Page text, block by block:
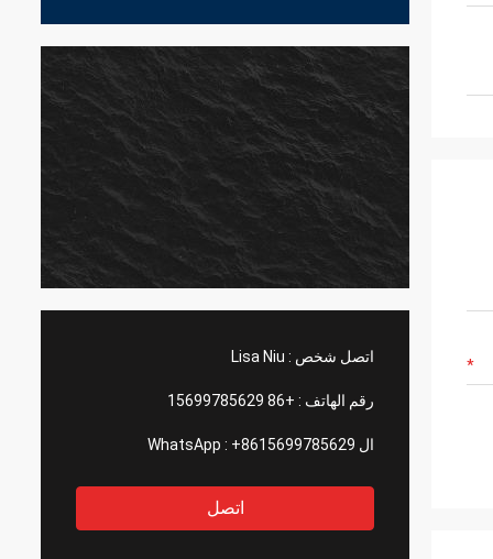
اتصل شخص : Lisa Niu
رقم الهاتف : +86 15699785629
ال WhatsApp : +8615699785629
اتصل